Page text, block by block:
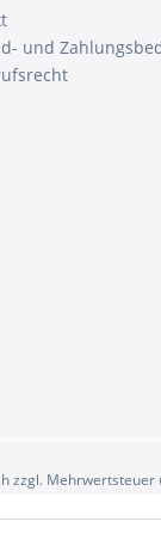
und
zzgl. Mehrwertsteuer